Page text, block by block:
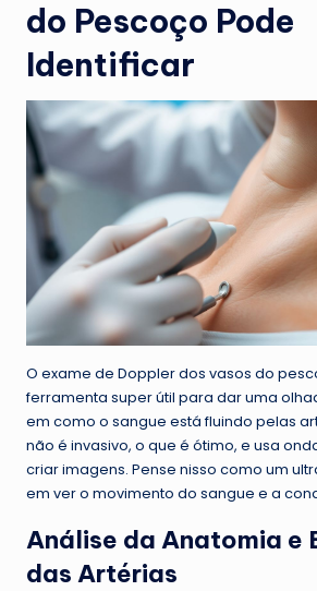
do Pescoço Pode
Identificar
O exame de Doppler dos vasos do
ferramenta super útil para dar uma
em como o sangue está fluindo pelas
não é invasivo, o que é ótimo, e usa
criar imagens. Pense nisso como um
em ver o movimento do sangue e a
Análise da Anatomia e
das Artérias